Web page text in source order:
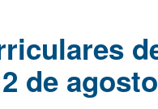
de agosto